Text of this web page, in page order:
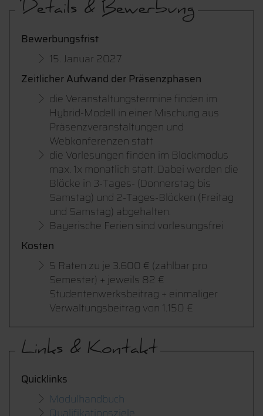
Details & Bewerbung
Bewerbungsfrist
15. Januar 2027
Zeitlicher Aufwand der Präsenzphasen
die Veranstaltungstermine finden im
Hybrid-Modell in einer Mischung aus
Präsenzveranstaltungen und
Webkonferenzen statt
die Vorlesungen finden im Blockmodus
max. 1x monatlich statt. Dabei werden die
Blöcke in 3-Tages- (Donnerstag bis
Samstag) und 2-Tages-Blöcken (Freitag
und Samstag) abgehalten.
Bayerische Ferien sind vorlesungsfrei
Kosten
5 Raten zu je 3.600 € (zahlbar pro
Semester) + jeweils 82 €
Studentenwerksbeitrag + einmaliger
Verwaltungsbeitrag von 1.150 €
Links & Kontakt
Quicklinks
Modulhandbuch